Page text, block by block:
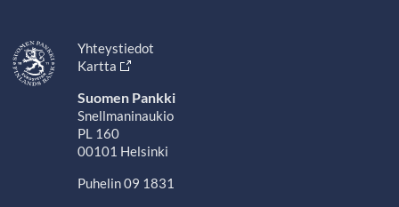
Yhteystiedot
Kartta
Suomen Pankki
Snellmaninaukio
PL 160
00101 Helsinki
Puhelin 09 1831